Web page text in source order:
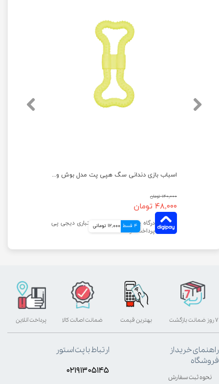
اسباب بازی دندانی سگ هپی پت مدل بوش وک
۱۴۰,۰۰۰ تومان
۴۸,۰۰۰ تومان
4 قسط 12,000 تومانی
بهترین قیمت پرداخت آنلاین ۷ روز ضمانت بازگشت ضمانت اصالت کالا
راهنمای خرید از
فروشگاه
نحوه ثبت سفارش
ارتباط با پت استور
۰۲۱۹۱۳۰۵۱۴۵